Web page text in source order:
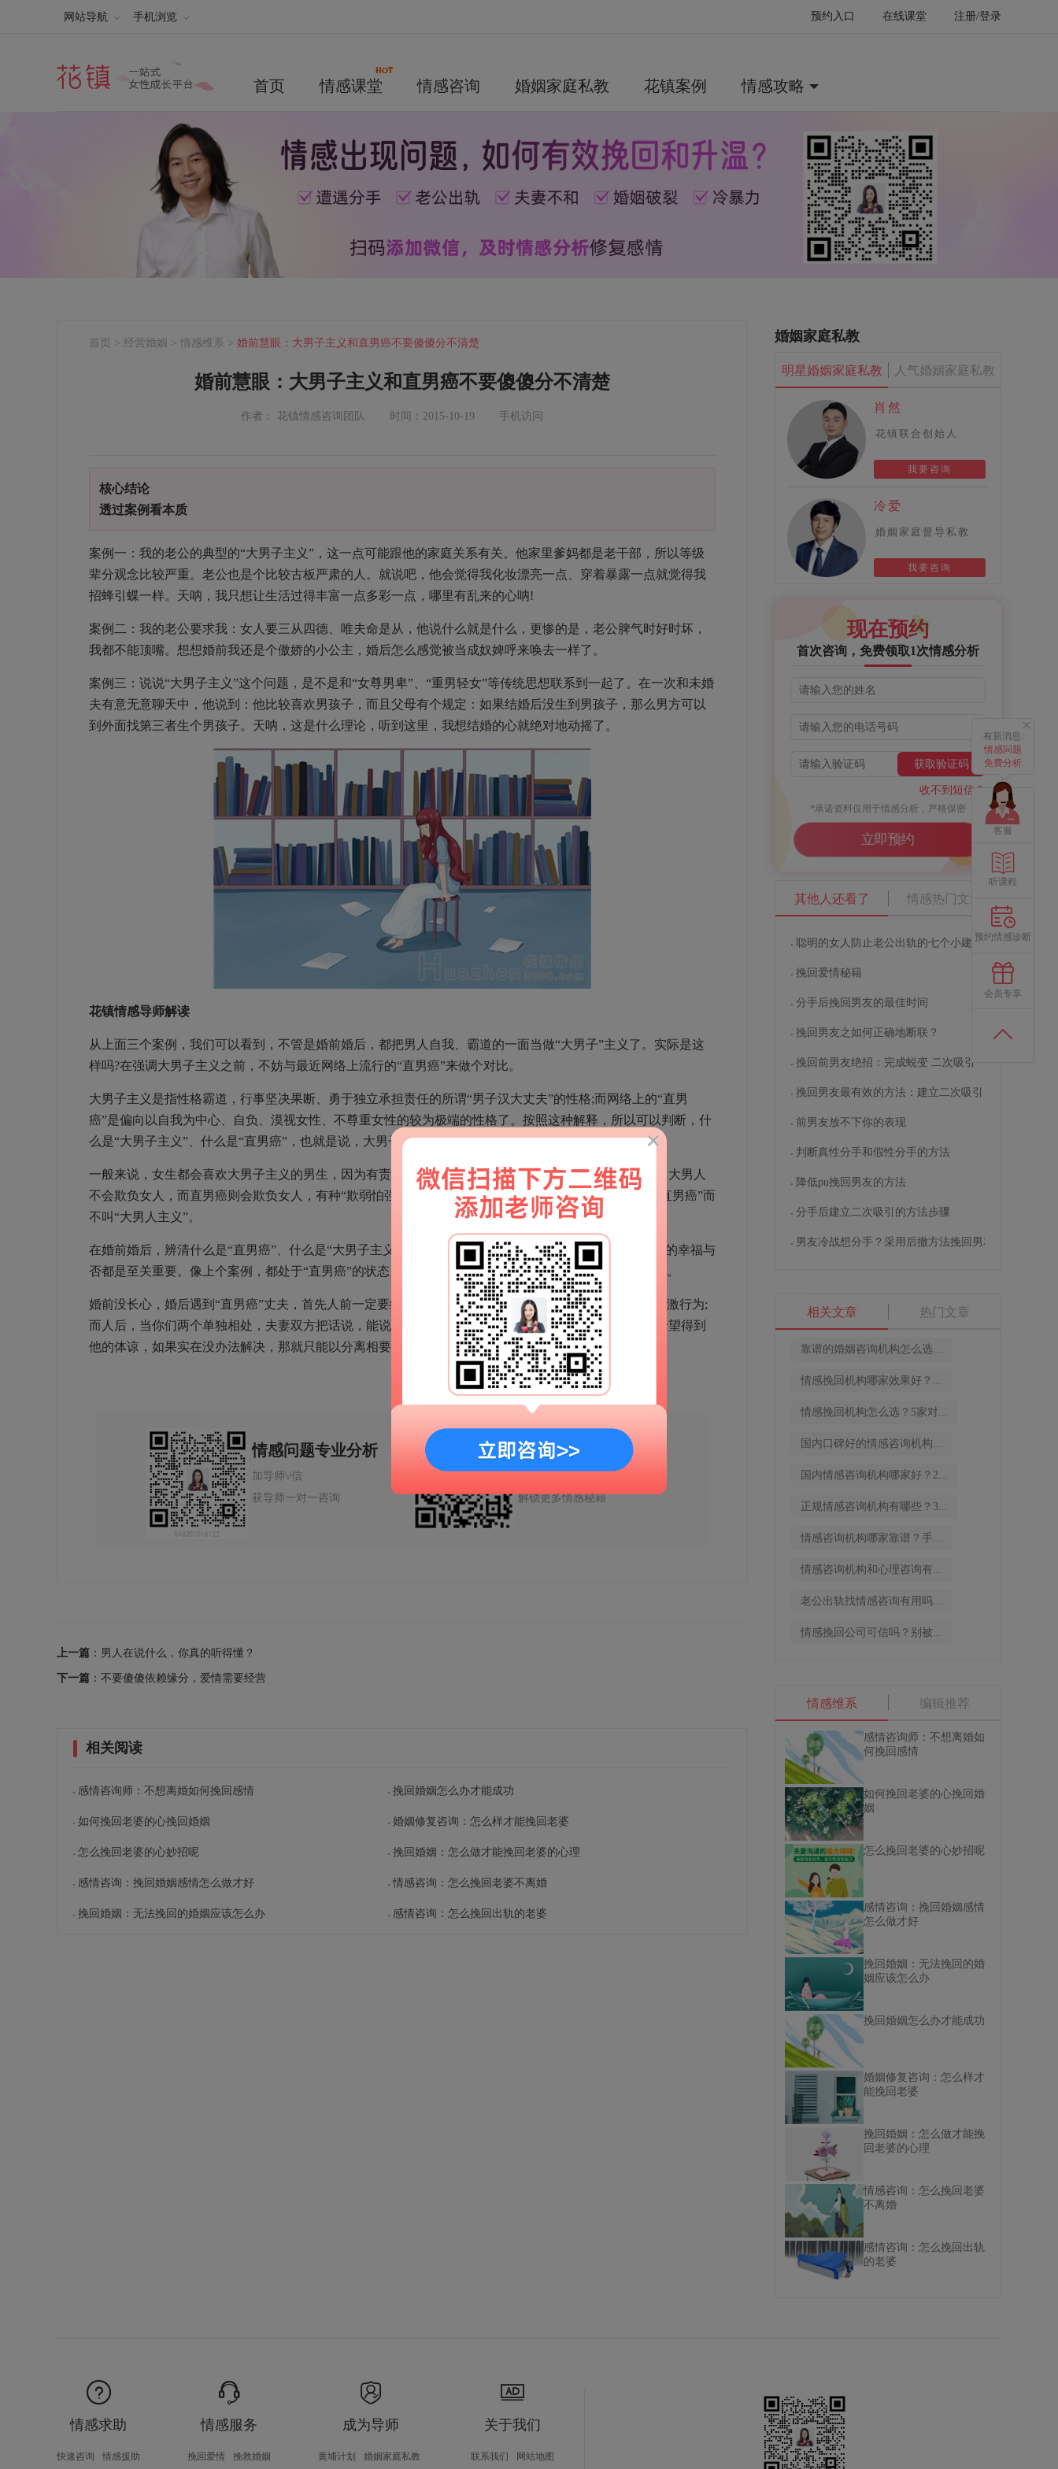
预约入口 在线课堂 注册/登录
网站导航 手机浏览
首页 情感课堂 情感咨询 婚姻家庭私教 花镇案例 情感攻略
首页 > 经营婚姻 > 情感维系 > 婚前慧眼：大男子主义和直男癌不要傻傻分不清楚
婚前慧眼：大男子主义和直男癌不要傻傻分不清楚
作者： 花镇情感咨询团队 时间：2015-10-19 手机访问
核心结论
透过案例看本质
案例一：我的老公的典型的“大男子主义”，这一点可能跟他的家庭关系有关。他家里爹妈都是老干部，所以等级
辈分观念比较严重。老公也是个比较古板严肃的人。就说吧，他会觉得我化妆漂亮一点、穿着暴露一点就觉得我
招蜂引蝶一样。天呐，我只想让生活过得丰富一点多彩一点，哪里有乱来的心呐!
案例二：我的老公要求我：女人要三从四德、唯夫命是从，他说什么就是什么，更惨的是，老公脾气时好时坏，
我都不能顶嘴。想想婚前我还是个傲娇的小公主，婚后怎么感觉被当成奴婢呼来唤去一样了。
案例三：说说“大男子主义”这个问题，是不是和“女尊男卑”、“重男轻女”等传统思想联系到一起了。在一次和未婚
夫有意无意聊天中，他说到：他比较喜欢男孩子，而且父母有个规定：如果结婚后没生到男孩子，那么男方可以
到外面找第三者生个男孩子。天呐，这是什么理论，听到这里，我想结婚的心就绝对地动摇了。
花镇情感导师解读
从上面三个案例，我们可以看到，不管是婚前婚后，都把男人自我、霸道的一面当做“大男子”主义了。实际是这
样吗?在强调大男子主义之前，不妨与最近网络上流行的“直男癌”来做个对比。
大男子主义是指性格霸道，行事坚决果断、勇于独立承担责任的所谓“男子汉大丈夫”的性格;而网络上的“直男
癌”是偏向以自我为中心、自负、漠视女性、不尊重女性的较为极端的性格了。按照这种解释，所以可以判断，什
么是“大男子主义”、什么是“直男癌”，也就是说，大男子主义可以接受，直男癌则是要不得的。
一般来说，女生都会喜欢大男子主义的男生，因为有责任、有担当，强大的保护欲会让女生很有安全感，大男人
不会欺负女人，而直男癌则会欺负女人，有种“欺弱怕强”的小心思，所以欺负女人的我们一般都管他叫“直男癌”而
不叫“大男人主义”。
在婚前婚后，辨清什么是“直男癌”、什么是“大男子主义”对于女性的婚姻道路来说尤为重要。对以后婚姻的幸福与
否都是至关重要。像上个案例，都处于“直男癌”的状态，因为过度的自我，导致婚后另一方伴侣压力很大。
婚前没长心，婚后遇到“直男癌”丈夫，首先人前一定要给他留面子，以防因为你损伤他的颜面做出什么过激行为;
而人后，当你们两个单独相处，夫妻双方把话说，能说得多明白多明白，让他知道你的理解、尊重，也希望得到
他的体谅，如果实在没办法解决，那就只能以分离相要挟了。
情感问题专业分析
加导师\/信
获导师一对一咨询
移动端官网
扫一扫
解锁更多情感秘籍
上一篇 ：男人在说什么，你真的听得懂？
下一篇 ：不要傻傻依赖缘分，爱情需要经营
相关阅读
感情咨询师：不想离婚如何挽回感情
如何挽回老婆的心挽回婚姻
怎么挽回老婆的心妙招呢
感情咨询：挽回婚姻感情怎么做才好
挽回婚姻：无法挽回的婚姻应该怎么办
挽回婚姻怎么办才能成功
婚姻修复咨询：怎么样才能挽回老婆
挽回婚姻：怎么做才能挽回老婆的心理
情感咨询：怎么挽回老婆不离婚
感情咨询：怎么挽回出轨的老婆
婚姻家庭私教
明星婚姻家庭私教 人气婚姻家庭私教
肖然
花镇联合创始人
我要咨询
冷爱
婚姻家庭督导私教
我要咨询
现在预约
首次咨询，免费领取1次情感分析
获取验证码
收不到短信？
*承诺资料仅用于情感分析，严格保密
立即预约
其他人还看了 情感热门文章
聪明的女人防止老公出轨的七个小建议
挽回爱情秘籍
分手后挽回男友的最佳时间
挽回男友之如何正确地断联？
挽回前男友绝招：完成蜕变 二次吸引
挽回男友最有效的方法：建立二次吸引
前男友放不下你的表现
判断真性分手和假性分手的方法
降低pu挽回男友的方法
分手后建立二次吸引的方法步骤
男友冷战想分手？采用后撤方法挽回男友
相关文章 热门文章
靠谱的婚姻咨询机构怎么选...
情感挽回机构哪家效果好？...
情感挽回机构怎么选？5家对...
国内口碑好的情感咨询机构...
国内情感咨询机构哪家好？2...
正规情感咨询机构有哪些？3...
情感咨询机构哪家靠谱？手...
情感咨询机构和心理咨询有...
老公出轨找情感咨询有用吗...
情感挽回公司可信吗？别被...
情感维系 编辑推荐
感情咨询师：不想离婚如
何挽回感情
如何挽回老婆的心挽回婚
姻
怎么挽回老婆的心妙招呢
感情咨询：挽回婚姻感情
怎么做才好
挽回婚姻：无法挽回的婚
姻应该怎么办
挽回婚姻怎么办才能成功
婚姻修复咨询：怎么样才
能挽回老婆
挽回婚姻：怎么做才能挽
回老婆的心理
情感咨询：怎么挽回老婆
不离婚
感情咨询：怎么挽回出轨
的老婆
情感求助
快速咨询 情感援助
情感服务
挽回爱情 挽救婚姻
成为导师
黄埔计划 婚姻家庭私教
关于我们
联系我们 网站地图
有新消息:
情感问题
免费分析
客服
听课程
预约情感诊断
会员专享